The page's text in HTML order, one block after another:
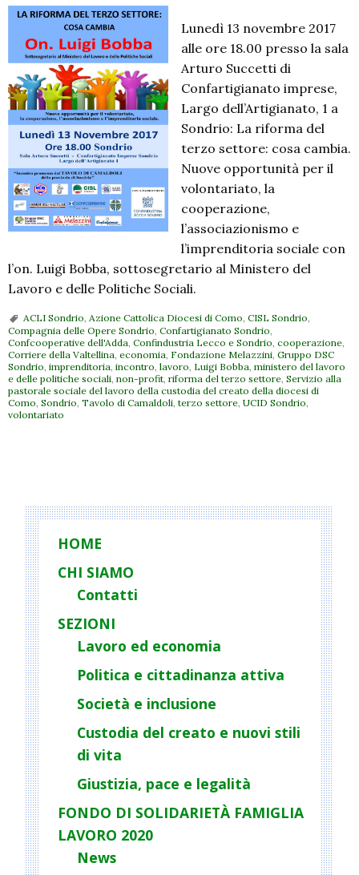
Lunedì 13 novembre 2017
alle ore 18.00 presso la sala
Arturo Succetti di
Confartigianato imprese,
Largo dell’Artigianato, 1 a
Sondrio: La riforma del
terzo settore: cosa cambia.
Nuove opportunità per il
volontariato, la
cooperazione,
l’associazionismo e
l’imprenditoria sociale con
l’on. Luigi Bobba, sottosegretario al Ministero del
Lavoro e delle Politiche Sociali.
ACLI Sondrio Azione Cattolica Diocesi di Como CISL Sondrio
Compagnia delle Opere Sondrio Confartigianato Sondrio
Confcooperative dell'Adda Confindustria Lecco e Sondrio cooperazione
Corriere della Valtellina economia Fondazione Melazzini Gruppo DSC
Sondrio imprenditoria incontro lavoro Luigi Bobba ministero del lavoro
e delle politiche sociali non-profit, riforma del terzo settore Servizio alla
pastorale sociale del lavoro della custodia del creato della diocesi di
Como Sondrio Tavolo di Camaldoli terzo settore UCID Sondrio
volontariato
HOME
CHI SIAMO
Contatti
SEZIONI
Lavoro ed economia
Politica e cittadinanza attiva
Società e inclusione
Custodia del creato e nuovi stili
di vita
Giustizia, pace e legalità
FONDO DI SOLIDARIETÀ FAMIGLIA
LAVORO 2020
News